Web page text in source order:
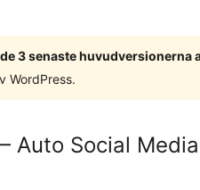
3 senaste huvudversionerna
WordPress.
Auto Social